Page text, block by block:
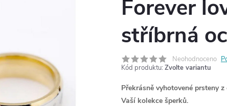
Forever
stříbrná
Neohodnoceno
Kód produktu: Zvolte variantu
Překrásně vyhotovené prsteny
Vaší kolekce šperků.